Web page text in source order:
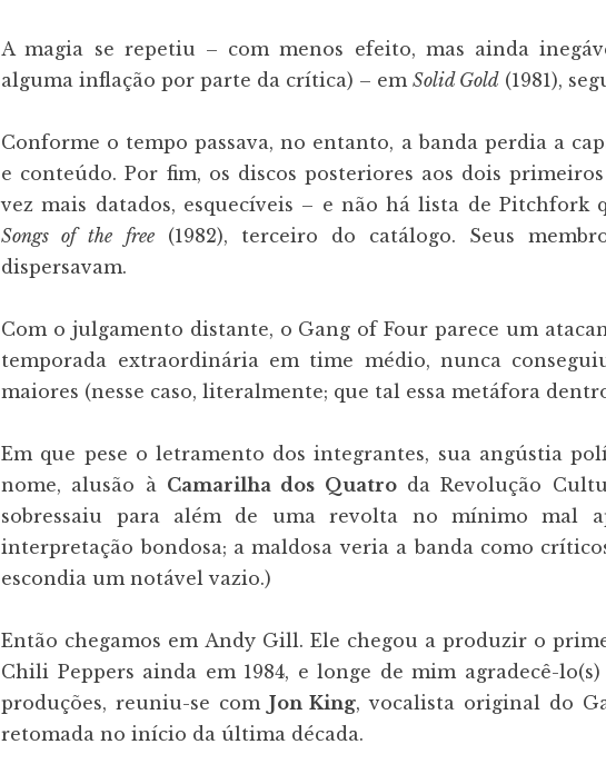
A magia se repetiu – com menos efeito, mas ainda
alguma inflação por parte da crítica) – emSolid Gold (1981),
Conforme o tempo passava, no entanto, a banda perdia a
e conteúdo. Por fim, os discos posteriores aos dois
vez mais datados, esquecíveis – e não há lista de Pitchfork
Songs of the free(1982), terceiro do catálogo. Seus
dispersavam.
Com o julgamento distante, o Gang of Four parece um
temporada extraordinária em time médio, nunca
maiores (nesse caso, literalmente; que tal essa metáfora
Em que pese o letramento dos integrantes, sua angústia
nome, alusão à Camarilha dos Quatroda Revolução
sobressaiu para além de uma revolta no mínimo mal
interpretação bondosa; a maldosa veria a banda como
escondia um notável vazio.)
Então chegamos em Andy Gill. Ele chegou a produzir o
Chili Peppers ainda em 1984, e longe de mim agradecê-
produções, reuniu-se com Jon King, vocalista original do
retomada no início da última década.